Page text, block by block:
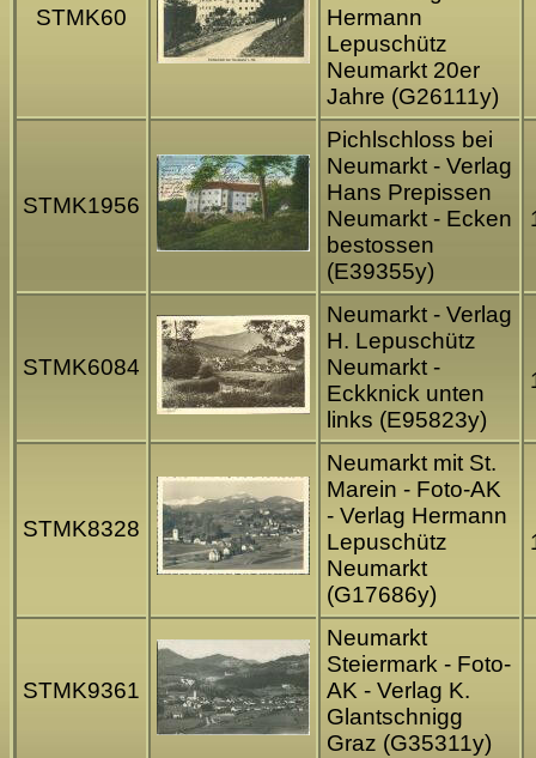
STMK60
Hermann
Lepuschütz
Neumarkt 20er
Jahre (G26111y)
STMK1956
Pichlschloss bei
Neumarkt - Verlag
Hans Prepissen
Neumarkt - Ecken
bestossen
(E39355y)
STMK6084
Neumarkt - Verlag
H. Lepuschütz
Neumarkt -
Eckknick unten
links (E95823y)
STMK8328
Neumarkt mit St.
Marein - Foto-AK
- Verlag Hermann
Lepuschütz
Neumarkt
(G17686y)
STMK9361
Neumarkt
Steiermark - Foto-
AK - Verlag K.
Glantschnigg
Graz (G35311y)